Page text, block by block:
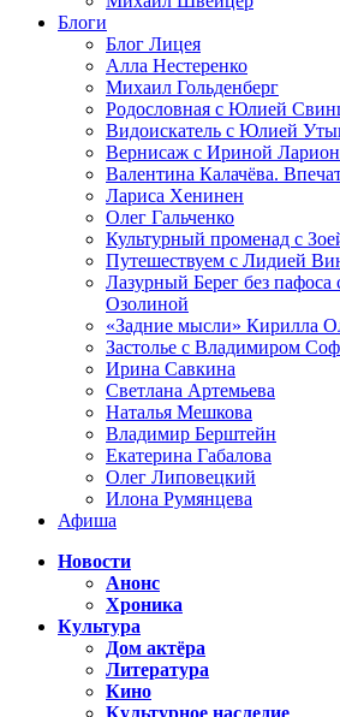
Блоги
Блог Лицея
Алла Нестеренко
Михаил Гольденберг
Родословная с Юлией
Видоискатель с Юлией
Вернисаж с Ириной
Валентина Калачёва.
Лариса Хенинен
Олег Гальченко
Культурный променад с
Путешествуем с Лидией
Лазурный Берег без пафоса
Озолиной
«Задние мысли» Кирилла
Застолье с Владимиром
Ирина Савкина
Светлана Артемьева
Наталья Мешкова
Владимир Берштейн
Екатерина Габалова
Олег Липовецкий
Илона Румянцева
Афиша
Новости
Анонс
Хроника
Культура
Дом актёра
Литература
Кино